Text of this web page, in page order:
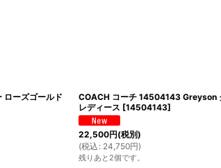
ーズゴールド
COACH コーチ 14504143 Greyson
レディース [14504143]
22,500円(税別)
(税込 : 24,750円)
残りあと2個です。